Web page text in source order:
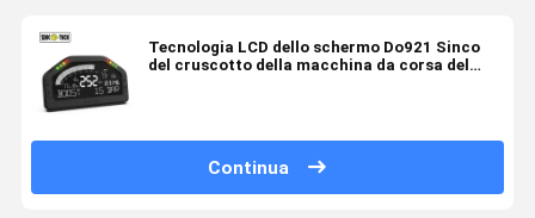
Tecnologia LCD dello schermo Do921 Sinco
del cruscotto della macchina da corsa del
Continua